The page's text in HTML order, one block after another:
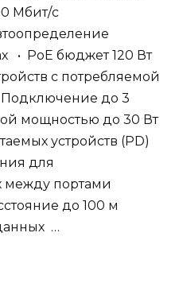
Мбит/с
• PoE бюджет 120 Вт
с потребляемой
до 3
мощностью до 30 Вт
устройств (PD)
для
между портами
до 100 м
…